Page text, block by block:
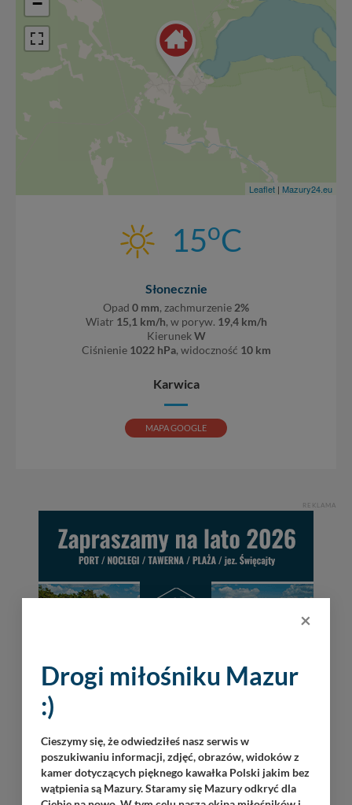
Leaflet | Mazury24.eu
15oC
Słonecznie
Opad 0 mm, zachmurzenie 2%
Wiatr 15,1 km/h, w poryw. 19,4 km/h
KierunekW
Ciśnienie 1022 hPa, widoczność 10 km
Karwica
MAPA GOOGLE
REKLAMA
×
Drogi miłośniku Mazur
:)
Cieszymy się, że odwiedziłeś nasz serwis w
poszukiwaniu informacji, zdjęć, obrazów, widoków z
kamer dotyczących pięknego kawałka Polski jakim bez
wątpienia są Mazury. Staramy się Mazury odkryć dla